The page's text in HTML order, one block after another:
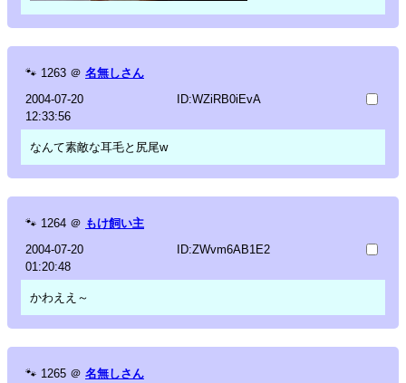
🐾 1263 ＠ 名無しさん
2004-07-20
12:33:56
ID:WZiRB0iEvA
なんて素敵な耳毛と尻尾w
🐾 1264 ＠ もけ飼い主
2004-07-20
01:20:48
ID:ZWvm6AB1E2
かわええ～
🐾 1265 ＠ 名無しさん